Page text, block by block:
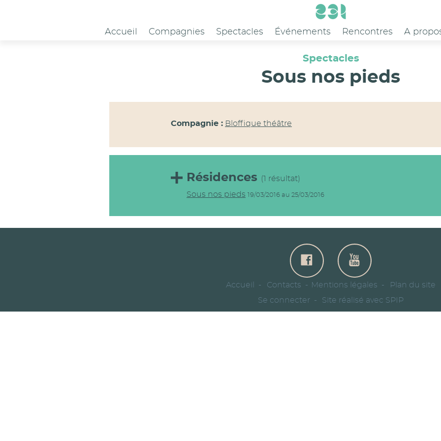
Accueil Compagnies Spectacles Événements Rencontres A
Spectacles
Sous nos pieds
Compagnie : Bloffique théâtre
Résidences
(1 résultat)
Sous nos pieds 19/03/2016 au 25/03/2016
Accueil Contacts Mentions légales
Plan du site
Se connecter
Site réalisé avec SPIP